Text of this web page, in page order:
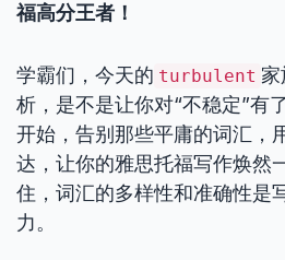
福高分王者！
学霸们，今天的 turbulent
析，是不是让你对“不稳定”有
开始，告别那些平庸的词汇，
达，让你的雅思托福写作焕然
住，词汇的多样性和准确性是
力。